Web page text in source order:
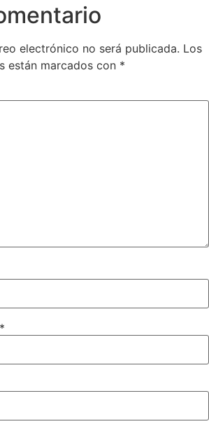
electrónico no será publicada. Los
están marcados con *
*